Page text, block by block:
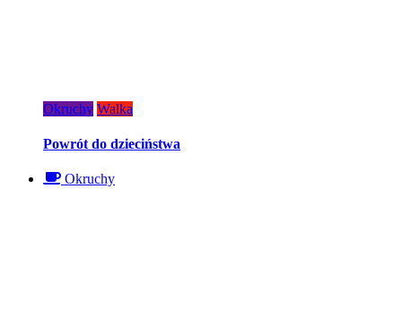
Okruchy Walka
Powrót do dzieciństwa
Okruchy